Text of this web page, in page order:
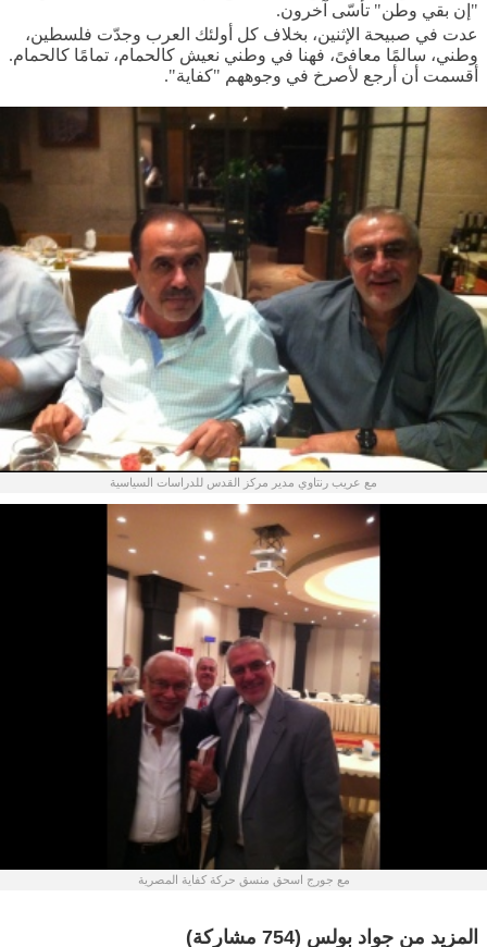
"إن بقي وطن" تأسّى آخرون.
عدت في صبيحة الإثنين، بخلاف كل أولئك العرب وجدّت فلسطين،
وطني، سالمًا معافىً، فهنا في وطني نعيش كالحمام، تمامًا كالحمام.
أقسمت أن أرجع لأصرخ في وجوههم "كفاية".
مع عريب رنتاوي مدير مركز القدس للدراسات السياسية
مع جورج اسحق منسق حركة كفاية المصرية
المزيد من جواد بولس (754 مشاركة)